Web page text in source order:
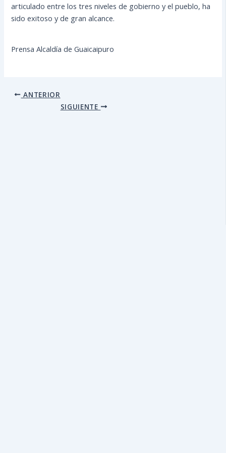
articulado entre los tres niveles de gobierno y el pueblo, ha
sido exitoso y de gran alcance.
Prensa Alcaldía de Guaicaipuro
ANTERIOR
SIGUIENTE